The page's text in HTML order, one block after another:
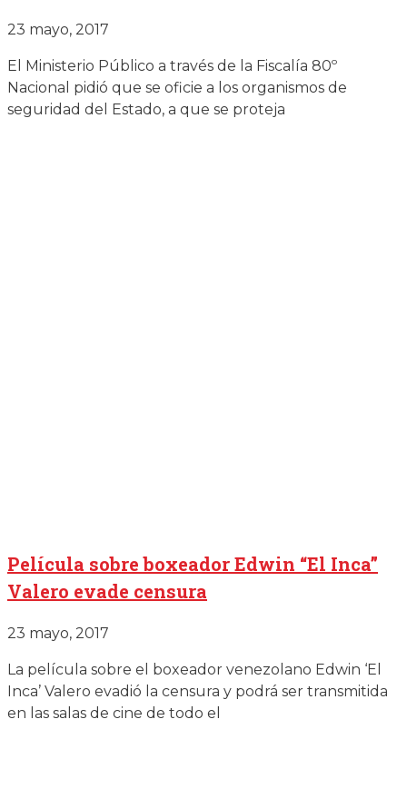
23 mayo, 2017
El Ministerio Público a través de la Fiscalía 80º
Nacional pidió que se oficie a los organismos de
seguridad del Estado, a que se proteja
Película sobre boxeador Edwin “El Inca”
Valero evade censura
23 mayo, 2017
La película sobre el boxeador venezolano Edwin ‘El
Inca’ Valero evadió la censura y podrá ser transmitida
en las salas de cine de todo el